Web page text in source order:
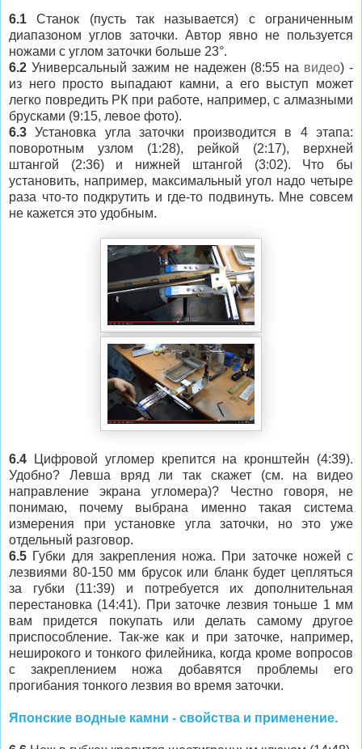
6.1 Станок (пусть так называется) с ограниченным
диапазоном углов заточки. Автор явно не пользуется
ножами с углом заточки больше 23°.
6.2 Универсальный зажим не надежен (8:55 на видео) -
из него просто выпадают камни, а его выступ может
легко повредить РК при работе, например, с алмазными
брусками (9:15, левое фото).
6.3 Установка угла заточки производится в 4 этапа:
поворотным узлом (1:28), рейкой (2:17), верхней
штангой (2:36) и нижней штангой (3:02). Что бы
установить, например, максимальный угол надо четыре
раза что-то подкрутить и где-то подвинуть. Мне совсем
не кажется это удобным.
6.4 Цифровой угломеркрепится на кронштейн (4:39).
Удобно? Левша вряд ли так скажет (см. на видео
направление экрана угломера)? Честно говоря, не
понимаю, почему выбрана именно такая система
измерения при установке угла заточки, но это уже
отдельный разговор.
6.5 Губки для закрепления ножа. При заточке ножей с
лезвиями 80-150 мм брусок или бланк будет цепляться
за губки (11:39) и потребуется их дополнительная
перестановка (14:41). При заточке лезвия тоньше 1 мм
вам придется покупать или делать самому другое
приспособление. Так-же как и при заточке, например,
неширокого и тонкого филейника, когда кроме вопросов
с закреплением ножа добавятся проблемы его
прогибания тонкого лезвия во время заточки.
Японские водные камни - свойства и применение.